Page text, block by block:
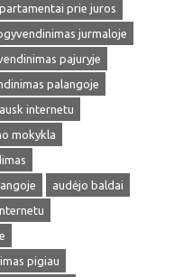
prie juros
jurmaloje
pajuryje
palangoje
internetu
mokykla
audėjo baldai
pigiau